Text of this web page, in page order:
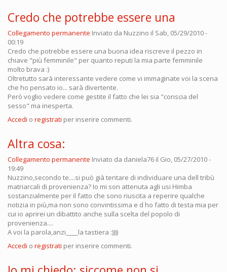
Credo che potrebbe essere una
Collegamento permanente Inviato da Nuzzino il Sab, 05/29/2010 -
00:19
Credo che potrebbe essere una buona idea riscreve il pezzo in
chiave "più femminile" per quanto reputi la mia parte femminile
molto brava :)
Oltretutto sarà interessante vedere come vi immaginate voi la scena
che ho pensato io... sarà divertente.
Però voglio vedere come gestite il fatto che lei sia "conscia del
sesso" ma inesperta.
Accedi o registrati per inserire commenti.
Altra cosa:
Collegamento permanente Inviato da daniela76 il Gio, 05/27/2010 -
19:49
Nuzzino,secondo te....si può già tentare di individuare una dell tribù
matriarcali di provenienza? Io mi son attenuta agli usi Himba
sostanzialmente per il fatto che sono riuscita a reperire qualche
notizia in più,ma non sono convintissima e d ho fatto di testa mia per
cui io aprirei un dibattito anche sulla scelta del popolo di
provenienza....
A voi la parola,anzi____la tastiera :))))
Accedi o registrati per inserire commenti.